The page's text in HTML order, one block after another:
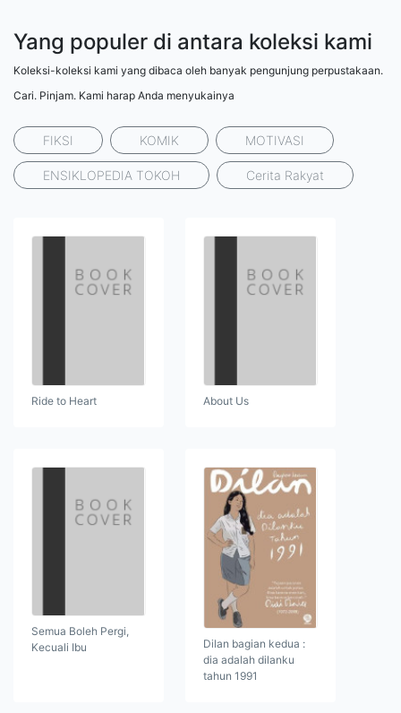
Yang populer di antara koleksi kami
Koleksi-koleksi kami yang dibaca oleh banyak pengunjung perpustakaan.
Cari. Pinjam. Kami harap Anda menyukainya
FIKSI KOMIK MOTIVASI
ENSIKLOPEDIA TOKOH Cerita Rakyat
Ride to Heart About Us
Semua Boleh Pergi,
Kecuali Ibu
Dilan bagian kedua :
dia adalah dilanku
tahun 1991